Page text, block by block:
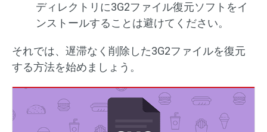
ディレクトリに3G2ファイル復元ソフトをイ
ンストールすることは避けてください。
それでは、遅滞なく削除した3G2ファイルを復元
する方法を始めましょう。